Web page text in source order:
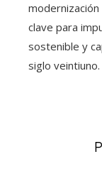
clave para
sostenible y
siglo veintiuno.